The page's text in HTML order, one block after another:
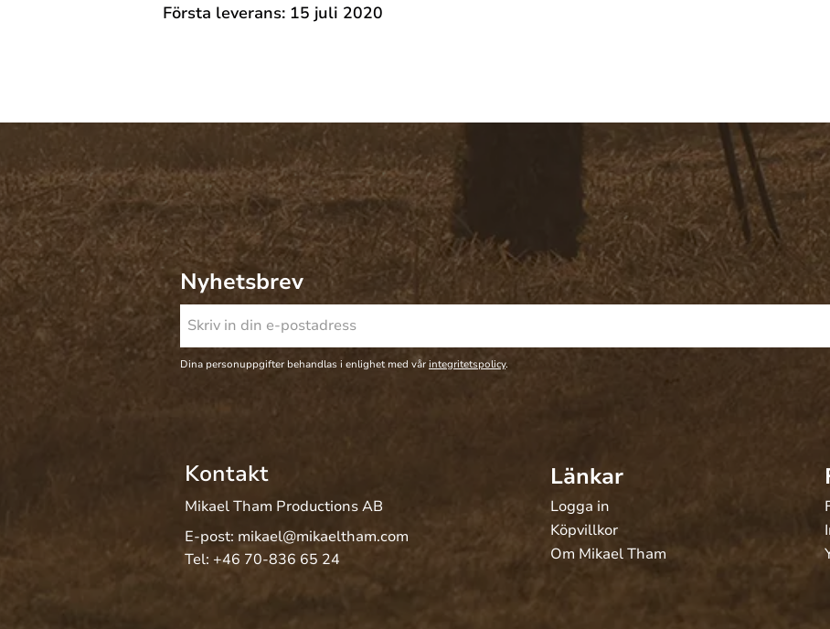
Första leverans: 15 juli 2020
Nyhetsbrev
Dina personuppgifter behandlas i enlighet med vår integritetspolicy.
Kontakt
Mikael Tham Productions AB
E-post: mikael@mikaeltham.com
Tel: +46 70-836 65 24
Länkar
Logga in
Köpvillkor
Om Mikael Tham